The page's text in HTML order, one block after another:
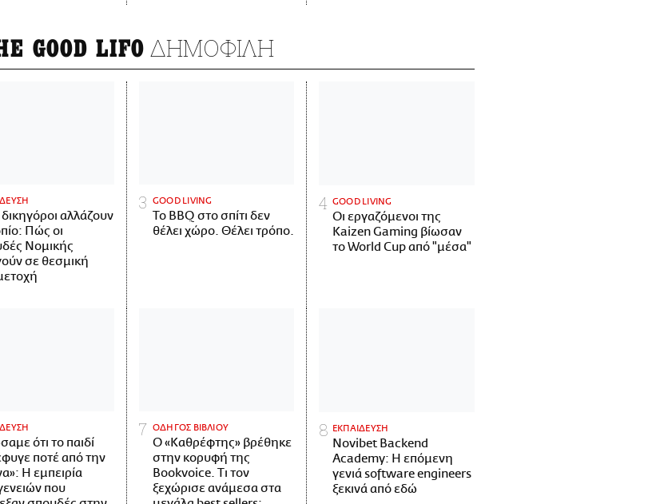
GOOD LIFO ΔΗΜΟΦΙΛΗ
δικηγόροι αλλάζουν
Πώς οι
Νομικής
σε θεσμική
GOOD LIVING
Το BBQ στο σπίτι δεν
θέλει χώρο. Θέλει τρόπο.
GOOD LIVING
Οι εργαζόμενοι της
Kaizen Gaming βίωσαν
το World Cup από "μέσα"
ότι το παιδί
ποτέ από την
Η εμπειρία
που
ΟΔΗΓΟΣ ΒΙΒΛΙΟΥ
Ο «Καθρέφτης» βρέθηκε
στην κορυφή της
Bookvoice. Τι τον
ξεχώρισε ανάμεσα στα
ΕΚΠΑΙΔΕΥΣΗ
Novibet Backend
Academy: Η επόμενη
γενιά software engineers
ξεκινά από εδώ